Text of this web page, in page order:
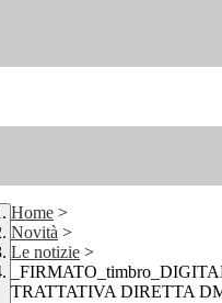
Home >
Novità >
Le notizie >
TRATTATIVA DIRETTA